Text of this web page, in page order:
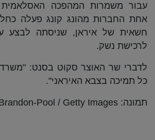
עבור משמרות המהפכה האסלאמית
אחת החברות מהונג קונג פעלה
חשאית של איראן, שניסתה לבצע
לרכישת נשק.
לדברי שר האוצר סקוט בסנט:
כל תמיכה בצבא האיראני".
תמונה: Alex Brandon-Pool / Getty Images